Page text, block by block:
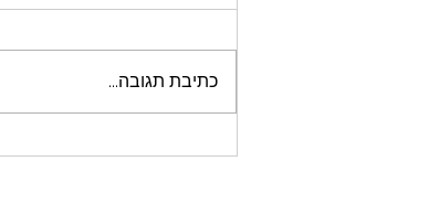
כתיבת תגובה...